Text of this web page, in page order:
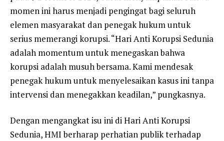
momen ini harus menjadi pengingat bagi seluruh
elemen masyarakat dan penegak hukum untuk
serius memerangi korupsi. “Hari Anti Korupsi Sedunia
adalah momentum untuk menegaskan bahwa
korupsi adalah musuh bersama. Kami mendesak
penegak hukum untuk menyelesaikan kasus ini tanpa
intervensi dan menegakkan keadilan,” pungkasnya.
Dengan mengangkat isu ini di Hari Anti Korupsi
Sedunia, HMI berharap perhatian publik terhadap